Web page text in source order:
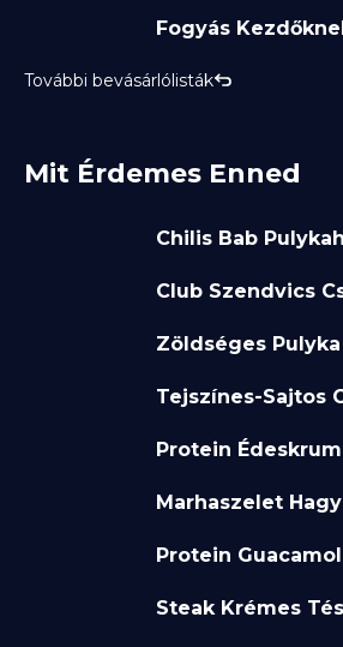
Fogyás
További bevásárlólisták
Mit Érdemes Enned
Chilis Bab
Club Szendvics
Zöldséges
Tejszínes-Sajtos
Protein
Marhaszelet
Protein
Steak Krémes